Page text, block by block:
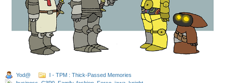
Yod@
I - TPM : Thick-Passed Memories